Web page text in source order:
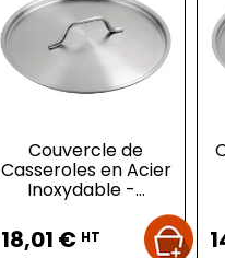
Couvercle de
Casseroles en Acier
Inoxydable -...
18,01 € HT